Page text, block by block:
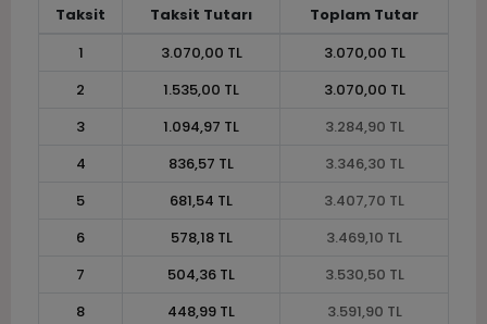
Taksit Taksit Tutarı
Toplam Tutar
1
3.070,00 TL
3.070,00 TL
2
1.535,00 TL
3.070,00 TL
3
1.094,97 TL
3.284,90 TL
4
836,57 TL
3.346,30 TL
5
681,54 TL
3.407,70 TL
6
578,18 TL
3.469,10 TL
7
504,36 TL
3.530,50 TL
8
448,99 TL
3.591,90 TL